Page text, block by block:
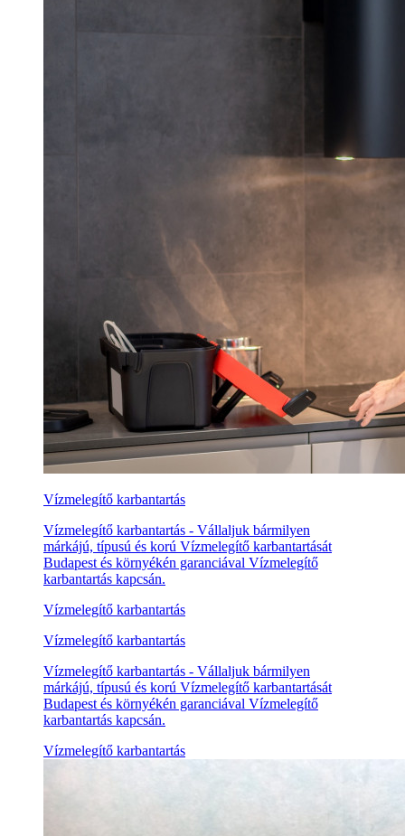
Vízmelegítő karbantartás
Vízmelegítő karbantartás - Vállaljuk bármilyen
márkájú, típusú és korú Vízmelegítő karbantartását
Budapest és környékén garanciával Vízmelegítő
karbantartás kapcsán.
Vízmelegítő karbantartás
Vízmelegítő karbantartás
Vízmelegítő karbantartás - Vállaljuk bármilyen
márkájú, típusú és korú Vízmelegítő karbantartását
Budapest és környékén garanciával Vízmelegítő
karbantartás kapcsán.
Vízmelegítő karbantartás